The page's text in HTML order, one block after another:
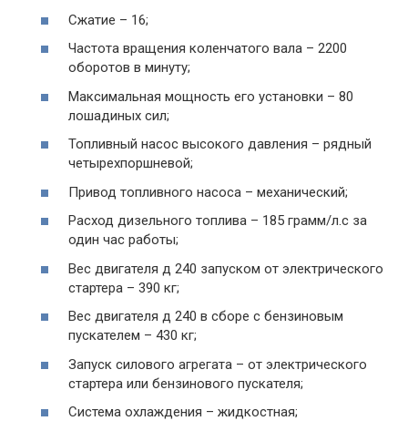
Сжатие – 16;
Частота вращения коленчатого вала – 2200
оборотов в минуту;
Максимальная мощность его установки – 80
лошадиных сил;
Топливный насос высокого давления – рядный
четырехпоршневой;
Привод топливного насоса – механический;
Расход дизельного топлива – 185 грамм/л.с за
один час работы;
Вес двигателя д 240 запуском от электрического
стартера – 390 кг;
Вес двигателя д 240 в сборе с бензиновым
пускателем – 430 кг;
Запуск силового агрегата – от электрического
стартера или бензинового пускателя;
Система охлаждения – жидкостная;